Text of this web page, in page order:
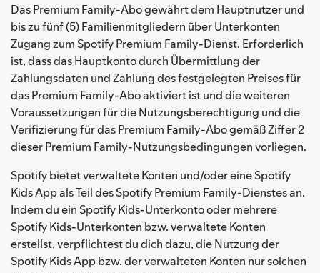
Das Premium Family-Abo gewährt dem Hauptnutzer und
bis zu fünf (5) Familienmitgliedern über Unterkonten
Zugang zum Spotify Premium Family-Dienst. Erforderlich
ist, dass das Hauptkonto durch Übermittlung der
Zahlungsdaten und Zahlung des festgelegten Preises für
das Premium Family-Abo aktiviert ist und die weiteren
Voraussetzungen für die Nutzungsberechtigung und die
Verifizierung für das Premium Family-Abo gemäß Ziffer 2
dieser Premium Family-Nutzungsbedingungen vorliegen.
Spotify bietet verwaltete Konten und/oder eine Spotify
Kids App als Teil des Spotify Premium Family-Dienstes an.
Indem du ein Spotify Kids-Unterkonto oder mehrere
Spotify Kids-Unterkonten bzw. verwaltete Konten
erstellst, verpflichtest du dich dazu, die Nutzung der
Spotify Kids App bzw. der verwalteten Konten nur solchen